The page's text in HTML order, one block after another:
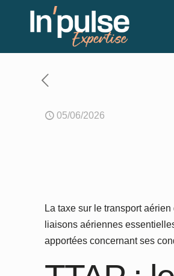
05/06/2026
La taxe sur le transport
liaisons aériennes
apportées concernant ses